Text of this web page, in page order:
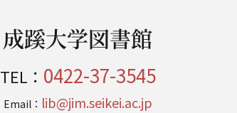
成蹊大学図書館
TEL： 0422-37-3545
Email： lib@jim.seikei.ac.jp